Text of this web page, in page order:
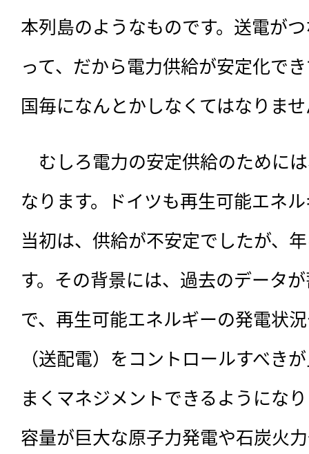
本列島のようなものです。送電が
って、だから電力供給が安定化で
国毎になんとかしなくてはなりま
むしろ電力の安定供給のために
なります。ドイツも再生可能エネ
当初は、供給が不安定でしたが、
す。その背景には、過去のデータ
で、再生可能エネルギーの発電状
（送配電）をコントロールすべき
まくマネジメントできるようにな
容量が巨大な原子力発電や石炭火